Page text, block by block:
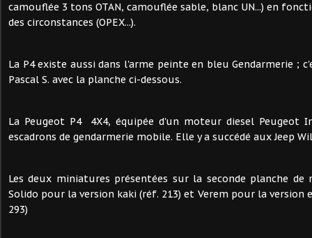
camouflée 3 tons OTAN, camouflée sable, blanc UN...) en
des circonstances (OPEX...).
La P4 existe aussi dans l'arme peinte en bleu Gendarmerie ;
Pascal S. avec la planche ci-dessous.
La Peugeot P4 4X4, équipée d'un moteur diesel Peugeot
escadrons de gendarmerie mobile. Elle y a succédé aux Jeep
Les deux miniatures présentées sur la seconde planche
Solido pour la version kaki (réf. 213) et Verem pour la version
293)